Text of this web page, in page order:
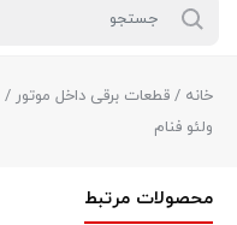
خانه / قطعات برقی داخل موتور /
ولئو فنام
محصولات مرتبط